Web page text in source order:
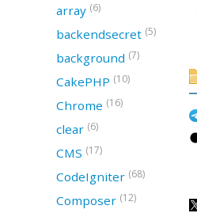
array (6)
backendsecret (5)
background (7)
CakePHP (10)
Chrome (16)
clear (6)
CMS (17)
CodeIgniter (68)
Composer (12)